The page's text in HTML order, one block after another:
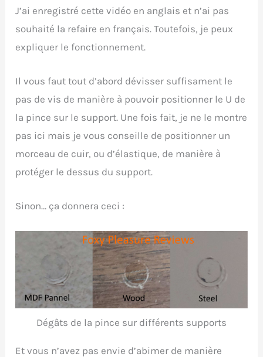
J’ai enregistré cette vidéo en anglais et n’ai pas
souhaité la refaire en français. Toutefois, je peux
expliquer le fonctionnement.
Il vous faut tout d’abord dévisser suffisament le
pas de vis de manière à pouvoir positionner le U de
la pince sur le support. Une fois fait, je ne le montre
pas ici mais je vous conseille de positionner un
morceau de cuir, ou d’élastique, de manière à
protéger le dessus du support.
Sinon… ça donnera ceci :
Dégâts de la pince sur différents supports
Et vous n’avez pas envie d’abimer de manière